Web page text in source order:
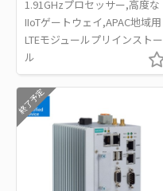
1.91GHzプロセッサー,高度な
IIoTゲートウェイ,APAC地域用
LTEモジュールプリインストー
ル
終了予定